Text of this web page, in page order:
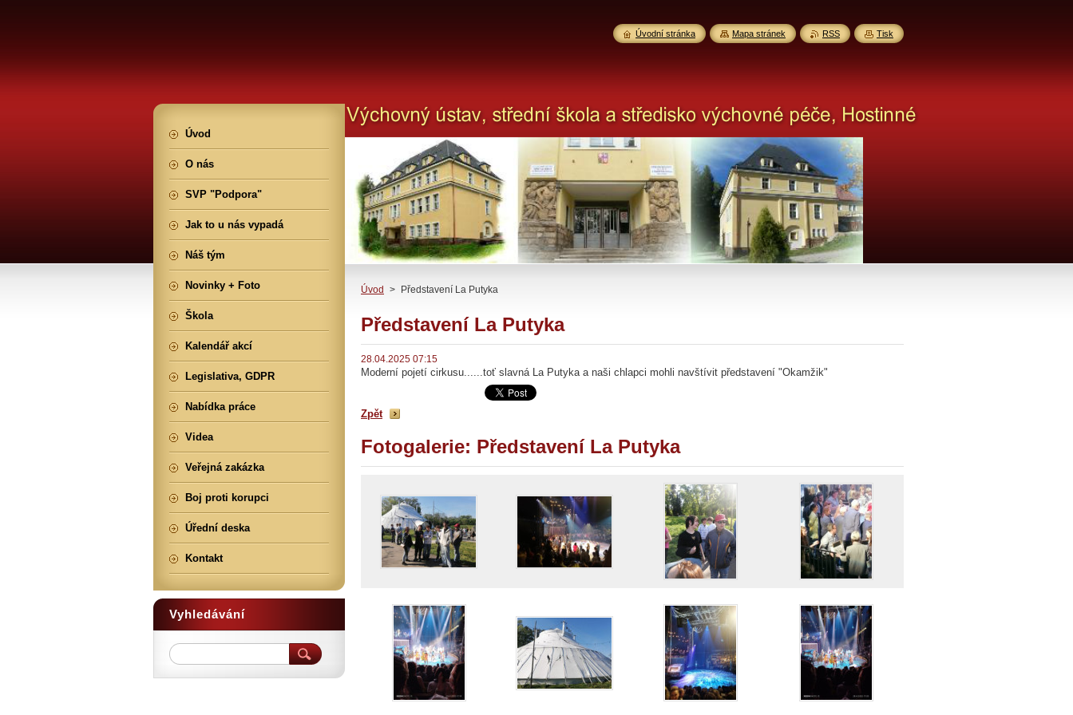
Úvod > Představení La Putyka
Představení La Putyka
28.04.2025 07:15
Moderní pojetí cirkusu......toť slavná La Putyka a naši chlapci mohli navštívit představení "Okamžik"
Zpět
Fotogalerie: Představení La Putyka
Úvod
O nás
SVP "Podpora"
Jak to u nás vypadá
Náš tým
Novinky + Foto
Škola
Kalendář akcí
Legislativa, GDPR
Nabídka práce
Videa
Veřejná zakázka
Boj proti korupci
Úřední deska
Kontakt
Vyhledávání
Úvodní stránka Mapa stránek RSS Tisk